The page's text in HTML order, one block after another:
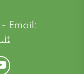
Email: